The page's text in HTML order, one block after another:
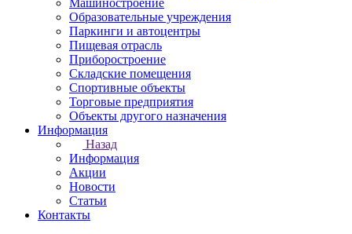
Машиностроение
Образовательные учреждения
Паркинги и автоцентры
Пищевая отрасль
Приборостроение
Складские помещения
Спортивные объекты
Торговые предприятия
Объекты другого назначения
Информация
Назад
Информация
Акции
Новости
Статьи
Контакты